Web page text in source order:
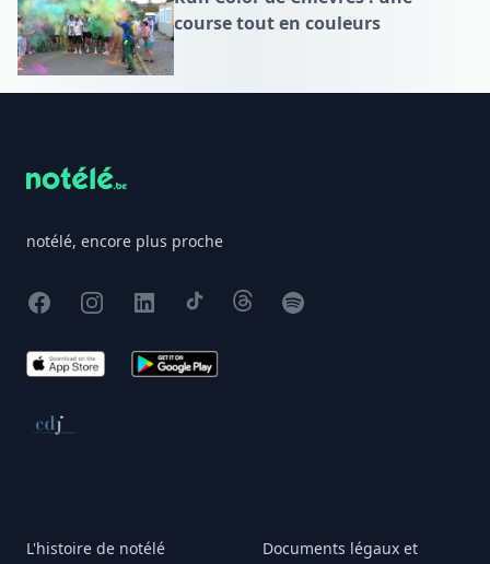
course tout en couleurs
notélé, encore plus proche
FacebookInstagram
X TikTokThreadsSpotify
App Store Google Play
Conseil de déontologie journalistique
L'histoire de notélé
Documents légaux et